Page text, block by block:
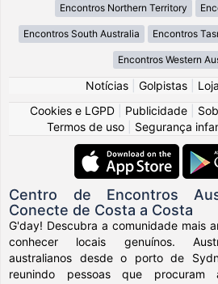
Encontros Northern Territory
Encontros South Australia Encontros
Encontros Western
Notícias Golpistas Loja
Cookies e LGPD
Publicidade
Termos de uso
Segurança
Centro de Encontros
Conecte de Costa a Costa
G'day! Descubra a comunidade mais
conhecer locais genuínos.
australianos desde o porto de
reunindo pessoas que procuram